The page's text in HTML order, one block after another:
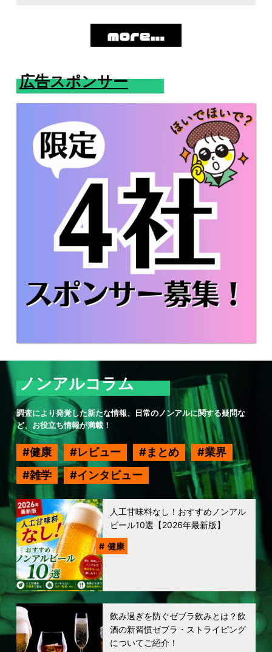
広告スポンサー
ノンアルコラム
調査により発覚した新たな情報、日常のノンアルに関する疑問な
ど、お役立ち情報が満載！
健康 レビュー まとめ
業界
雑学
インタビュー
人工甘味料なし！おすすめノンアル
ビール10選【2026年最新版】
健康
飲み過ぎを防ぐゼブラ飲みとは？飲
酒の新習慣ゼブラ・ストライピング
についてご紹介！